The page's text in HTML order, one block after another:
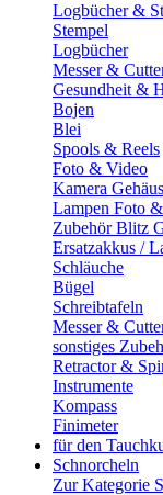
Logbücher &
Stempel
Logbücher
Messer &
Gesundheit &
Bojen
Blei
Spools & Reels
Foto & Video
Kamera
Lampen Foto
Zubehör Blitz
Ersatzakkus /
Schläuche
Bügel
Schreibtafeln
Messer &
sonstiges
Retractor &
Instrumente
Kompass
Finimeter
für den
Schnorcheln
Zur Kategorie